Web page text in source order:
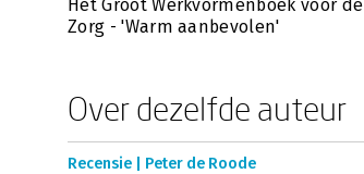
Het Groot Werkvormenboek voor de
Zorg - 'Warm aanbevolen'
Over dezelfde auteur
Recensie | Peter de Roode